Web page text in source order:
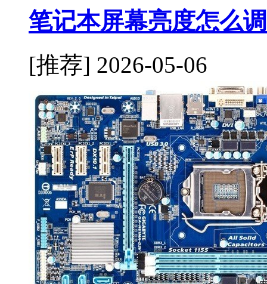
笔记本屏幕亮度怎么
[推荐] 2026-05-06